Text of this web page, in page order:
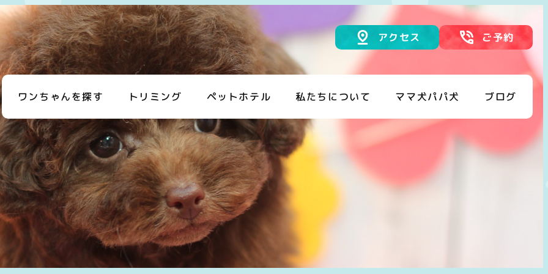
ワンちゃんを探す トリミング ペットホテル 私たちについて ママ犬パパ犬 ブログ
アクセス ご予約